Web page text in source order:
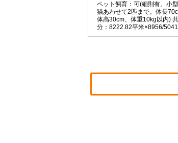
ペット飼育：可(細則有。小型
猫あわせて2匹まで。体長
体高30cm、体重10kg以内)
分：8222.82平米×8956/
有 インターネット接続料：